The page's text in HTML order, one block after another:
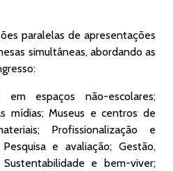
paralelas de apresentações
simultâneas, abordando as
espaços não-escolares;
mídias; Museus e centros de
Profissionalização e
e avaliação; Gestão,
e bem-viver;